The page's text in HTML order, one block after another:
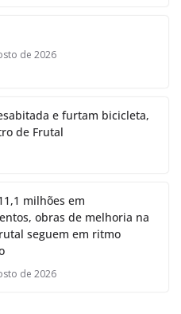
de 2026
e furtam bicicleta,
de Frutal
milhões em
obras de melhoria na
seguem em ritmo
de 2026